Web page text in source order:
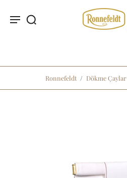
Ronnefeldt / Dökme Çaylar